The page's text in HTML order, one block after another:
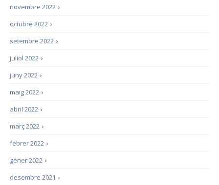
›
novembre 2022
›
octubre 2022
›
setembre 2022
›
juliol 2022
›
juny 2022
›
maig 2022
›
abril 2022
›
març 2022
›
febrer 2022
›
gener 2022
›
desembre 2021